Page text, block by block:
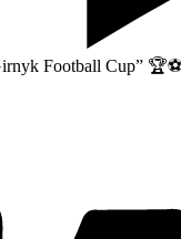
Football Cup”